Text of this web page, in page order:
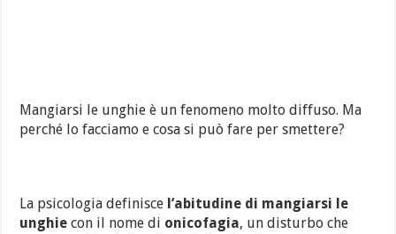
Mangiarsi le unghie è un fenomeno molto diffuso. Ma
perché lo facciamo e cosa si può fare per smettere?
La psicologia definisce l’abitudine di mangiarsi le
unghie con il nome di onicofagia, un disturbo che